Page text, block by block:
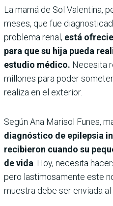
La mamá de Sol Valentina,
meses, que fue
problema renal, está
para que su hija pueda
estudio médico. Necesita
millones para poder
realiza en el exterior.
Según Ana Marisol Funes,
diagnóstico de epilepsia
recibieron cuando su
de vida. Hoy, necesita
pero lastimosamente este
muestra debe ser enviada al